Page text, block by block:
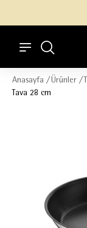
Anasayfa / Ürünler /
Tava 28 cm